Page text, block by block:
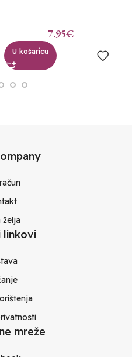
7.95€
U košaricu
želja
linkovi
mreže